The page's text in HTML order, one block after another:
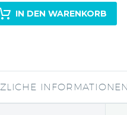
IN DEN WARENKORB
INFORMATIONEN